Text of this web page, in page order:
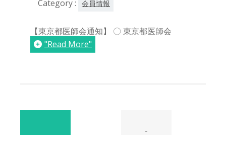
Category : 会員情報
【東京都医師会通知】 〇 東京都医師会
"Read More"
-